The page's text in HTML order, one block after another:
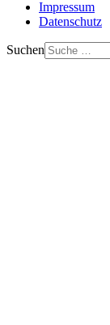
Impressum
Datenschutz
Suchen